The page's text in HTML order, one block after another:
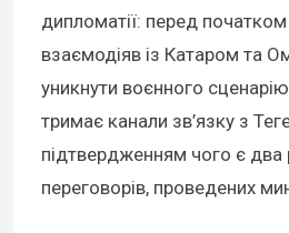
дипломатії: перед
взаємодіяв із Катаром та
уникнути воєнного
тримає канали зв’язку з
підтвердженням чого є два
переговорів, проведених